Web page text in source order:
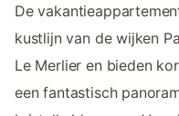
De
kustlijn van de wijken
Le Merlier en bieden
een fantastisch